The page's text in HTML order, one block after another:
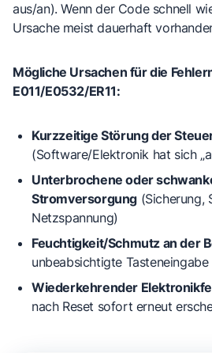
aus/an). Wenn der Code schnell
Ursache meist dauerhaft
Mögliche Ursachen für die
E011/E0532/ER11:
Kurzzeitige Störung der
(Software/Elektronik hat sich
Unterbrochene oder
Stromversorgung (Sicherung,
Netzspannung)
Feuchtigkeit/Schmutz an der
unbeabsichtigte Tasteneingabe
Wiederkehrender
nach Reset sofort erneut